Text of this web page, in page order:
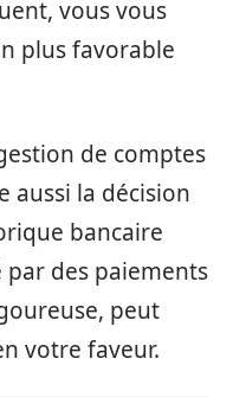
vous vous
plus favorable
de comptes
aussi la décision
bancaire
des paiements
peut
votre faveur.